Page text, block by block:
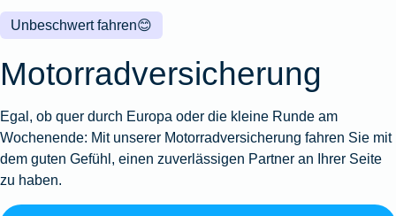
Produktübersicht
Zur
😊
Unbeschwert fahren
Motorradversicherung
Egal, ob quer durch Europa oder die kleine Runde am
Wochenende: Mit unserer Motorradversicherung fahren Sie mit
dem guten Gefühl, einen zuverlässigen Partner an Ihrer Seite
zu haben.